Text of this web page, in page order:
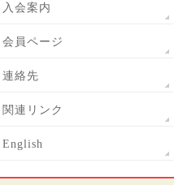
入会案内
会員ページ
連絡先
関連リンク
English